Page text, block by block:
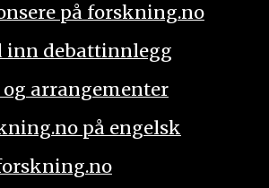
på forskning.no
inn debattinnlegg
og arrangementer
på engelsk